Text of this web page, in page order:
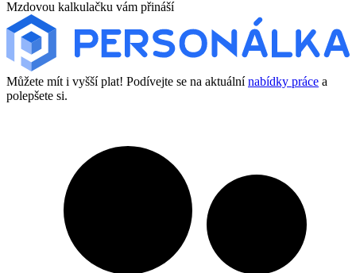
Mzdovou kalkulačku vám přináší
Můžete mít i vyšší plat! Podívejte se na aktuálnínabídky práce a
polepšete si.